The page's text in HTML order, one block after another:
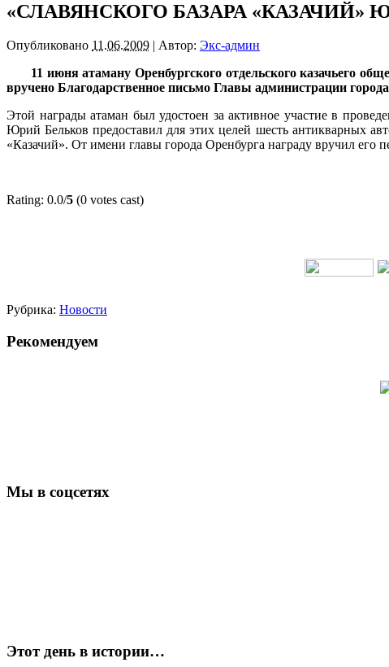
«СЛАВЯНСКОГО БАЗАРА «КАЗАЧИЙ»
Опубликовано 11.06.2009 | Автор: Экс-админ
11 июня атаману Оренбургского отдельского казачьего
вручено Благодарственное письмо Главы администрации
Этой награды атаман был удостоен за активное участие в
Юрий Бельков предоставил для этих целей шесть антикварных
«Казачий». От имени главы города Оренбурга награду вручил его
Rating: 0.0/5 (0 votes cast)
Рубрика: Новости
Рекомендуем
Мы в соцсетях
Этот день в истории…